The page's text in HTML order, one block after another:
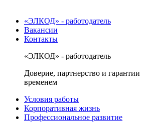
«ЭЛКОД» - работодатель
Вакансии
Контакты
«ЭЛКОД» - работодатель
Доверие, партнерство и
временем
Условия работы
Корпоративная жизнь
Профессиональное развитие